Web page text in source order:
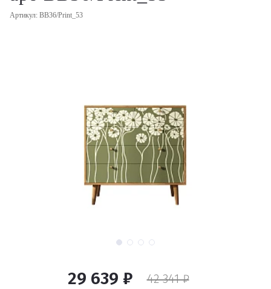
Артикул: BB36/Print_53
29 639 ₽ 42 341 ₽